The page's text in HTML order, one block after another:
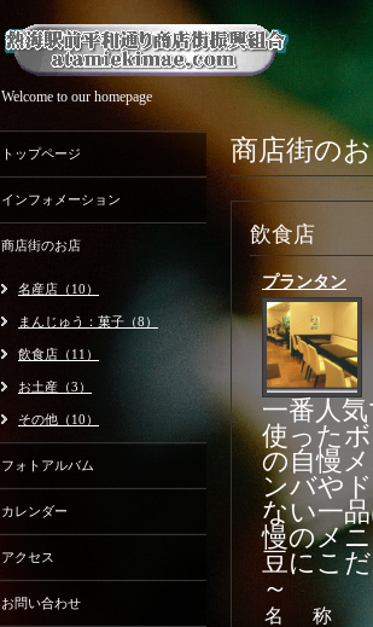
Welcome to our homepage
商店街の
飲食店
プランタン
一番人
使った
の自慢
ンバや
ない一
慢のメ
豆にこ
～
名 称
トップページ
インフォメーション
商店街のお店
名産店（10）
まんじゅう：菓子（8）
飲食店（11）
お土産（3）
その他（10）
フォトアルバム
カレンダー
アクセス
お問い合わせ